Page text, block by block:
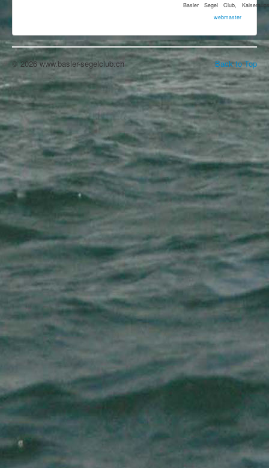
Basler Segel Club,
webmaster
Back to Top
© 2026 www.basler-segelclub.ch